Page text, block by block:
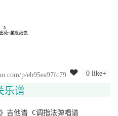
p/eb95ea97fc79
0 like+
乐谱
吉他谱 C调指法弹唱谱